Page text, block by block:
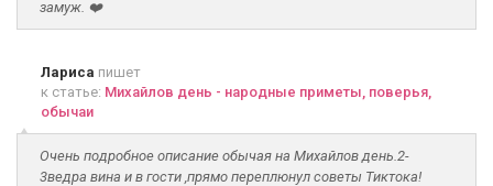
замуж. ❤️
Лариса пишет
к статье: Михайлов день - народные приметы, поверья,
обычаи
Очень подробное описание обычая на Михайлов день.2-
3ведра вина и в гости ,прямо переплюнул советы Тиктока!